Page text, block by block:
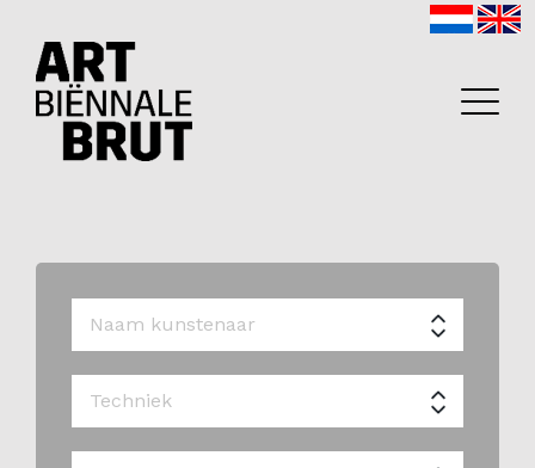
Home
Exposanten
2026